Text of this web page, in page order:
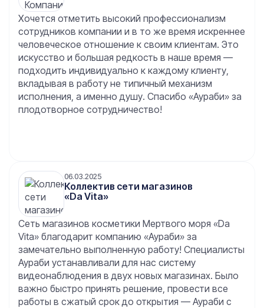
Хочется отметить высокий профессионализм
сотрудников компании и в то же время искреннее
человеческое отношение к своим клиентам. Это
искусство и большая редкость в наше время —
подходить индивидуально к каждому клиенту,
вкладывая в работу не типичный механизм
исполнения, а именно душу. Спасибо «Аураби» за
плодотворное сотрудничество!
06.03.2025
Коллектив сети магазинов
«Da Vita»
Сеть магазинов косметики Мертвого моря «Da
Vita» благодарит компанию «Аураби» за
замечательно выполненную работу! Специалисты
Аураби устанавливали для нас систему
видеонаблюдения в двух новых магазинах. Было
важно быстро принять решение, провести все
работы в сжатый срок до открытия — Аураби с